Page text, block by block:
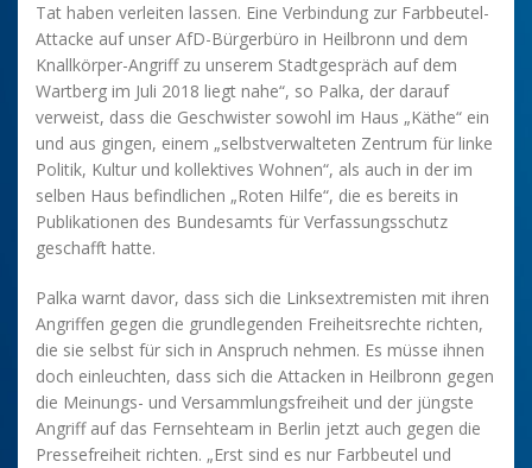
Tat haben verleiten lassen. Eine Verbindung zur Farbbeutel-
Attacke auf unser AfD-Bürgerbüro in Heilbronn und dem
Knallkörper-Angriff zu unserem Stadtgespräch auf dem
Wartberg im Juli 2018 liegt nahe“, so Palka, der darauf
verweist, dass die Geschwister sowohl im Haus „Käthe“ ein
und aus gingen, einem „selbstverwalteten Zentrum für linke
Politik, Kultur und kollektives Wohnen“, als auch in der im
selben Haus befindlichen „Roten Hilfe“, die es bereits in
Publikationen des Bundesamts für Verfassungsschutz
geschafft hatte.
Palka warnt davor, dass sich die Linksextremisten mit ihren
Angriffen gegen die grundlegenden Freiheitsrechte richten,
die sie selbst für sich in Anspruch nehmen. Es müsse ihnen
doch einleuchten, dass sich die Attacken in Heilbronn gegen
die Meinungs- und Versammlungsfreiheit und der jüngste
Angriff auf das Fernsehteam in Berlin jetzt auch gegen die
Pressefreiheit richten. „Erst sind es nur Farbbeutel und